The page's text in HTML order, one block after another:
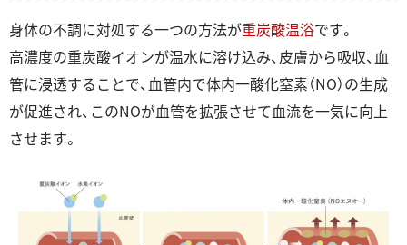
身体の不調に対処する⼀つの⽅法が重炭酸温浴です。
⾼濃度の重炭酸イオンが温⽔に溶け込み、⽪膚から吸収、⾎
管に浸透することで、⾎管内で体内⼀酸化窒素（NO）の⽣成
が促進され、このNOが⾎管を拡張させて⾎流を⼀気に向上
させます。